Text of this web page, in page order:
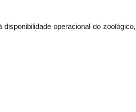
operacional do zoológico,